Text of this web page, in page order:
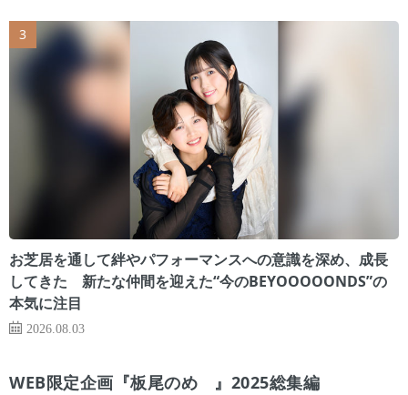
お芝居を通して絆やパフォーマンスへの意識を深め、成長
してきた 新たな仲間を迎えた“今のBEYOOOOONDS”の
本気に注目
2026.08.03
WEB限定企画『板尾のめ゙』2025総集編